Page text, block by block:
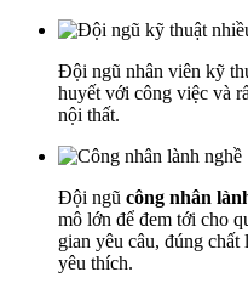
Đội ngũ nhân viên kỹ
huyết với công việc và
nội thất.
Đội ngũ công nhân
mô lớn để đem tới cho
gian yêu câu, đúng
yêu thích.